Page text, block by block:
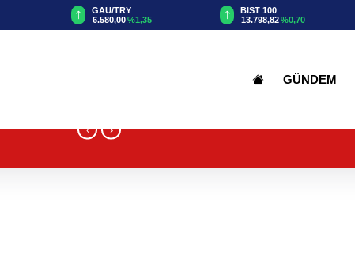
BIST 100
13.798,82%0,70
USD
47,6984%0,17
GÜNDEM
‹ ›